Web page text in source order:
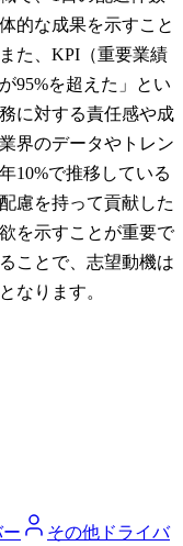
的な成果を示すこと
た、KPI（重要業績
95%を超えた」とい
に対する責任感や成
界のデータやトレン
10%で推移している
慮を持って貢献した
を示すことが重要で
ことで、志望動機は
なります。
その他ドライバ